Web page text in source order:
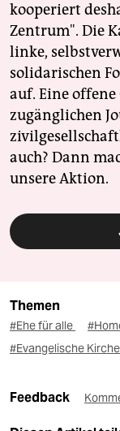
kooperiert
Zentrum". Die
linke,
solidarischen
auf. Eine
zugänglichen
auch? Dann
unsere Aktion.
Themen
#Ehe für alle
#Evangelische Kirche
Feedback